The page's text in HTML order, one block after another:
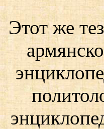
Этот же